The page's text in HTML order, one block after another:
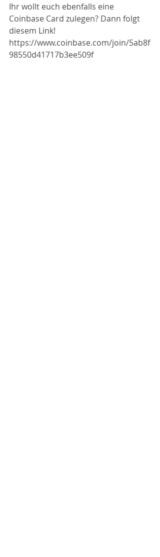
Ihr wollt euch ebenfalls eine
Coinbase Card zulegen? Dann folgt
diesem Link!
https://www.coinbase.com/join/5ab8f
98550d41717b3ee509f